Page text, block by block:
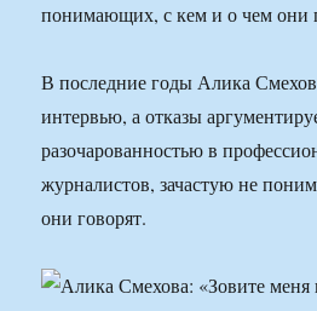
понимающих, с кем и о чем они
В последние годы Алика
интервью, а отказы
разочарованностью в
журналистов, зачастую не
они говорят.